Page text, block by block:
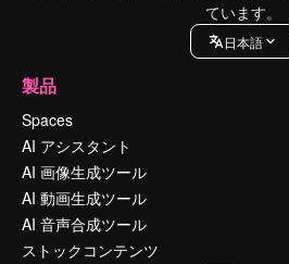
ています。
日本語
製品
Spaces
AI アシスタント
AI 画像生成ツール
AI 動画生成ツール
AI 音声合成ツール
ストックコンテンツ